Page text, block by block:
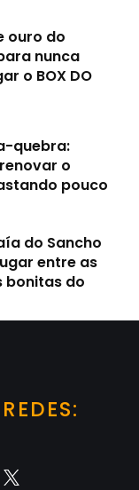
ouro do
nunca
o BOX DO
quebra:
o
pouco
do Sancho
entre as
bonitas do